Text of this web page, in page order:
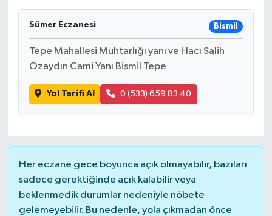
Sümer Eczanesi Bismil
Tepe Mahallesi Muhtarlığı yanı ve Hacı Salih
Özaydın Cami Yanı Bismil Tepe
Yol Tarifi Al 0 (533) 659 83 40
Her eczane gece boyunca açık olmayabilir, bazıları
sadece gerektiğinde açık kalabilir veya
beklenmedik durumlar nedeniyle nöbete
gelemeyebilir. Bu nedenle, yola çıkmadan önce